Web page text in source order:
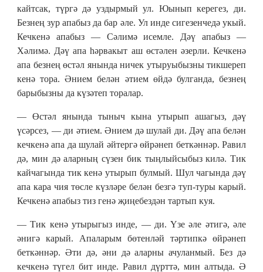
кайтсак, түргә дә уздырмый ул. Юынып керегез, ди.
Безнең зур апабыз да бар әле. Ул инде сигезенчедә укый.
Кечкенә апабыз — Сәлимә исемле. Дәү апабыз —
Хәлимә. Дәү апа һәрвакыт аш өстәлен әзерли. Кечкенә
апа безнең өстәл янында ничек утыруыбызны тикшереп
кенә тора. Әнием белән әтием өйдә булганда, безнең
барыбызны да күзәтеп торалар.
— Өстәл янында тыныч кына утырып ашагыз, дәү
үсәрсез, — ди әтием. Әнием дә шулай ди. Дәү апа белән
кечкенә апа да шулай әйтергә өйрәнеп беткәннәр. Равил
дә, мин дә аларның сүзен бик тыңлыйсыбыз килә. Тик
кайчагында тик кенә утырып булмый. Шул чагында дәү
апа кара чия төсле күзләре белән безгә туп-туры карый.
Кечкенә апабыз тиз генә җиңебездән тартып куя.
— Тик кенә утырыгыз инде, — ди. Үзе әле әтигә, әле
әнигә карый. Апаларым бөтенләй тәртипкә өйрәнеп
беткәннәр. Әти дә, әни дә аларны ачуланмый. Без дә
кечкенә түгел бит инде. Равил дүрттә, мин алтыда. Ә